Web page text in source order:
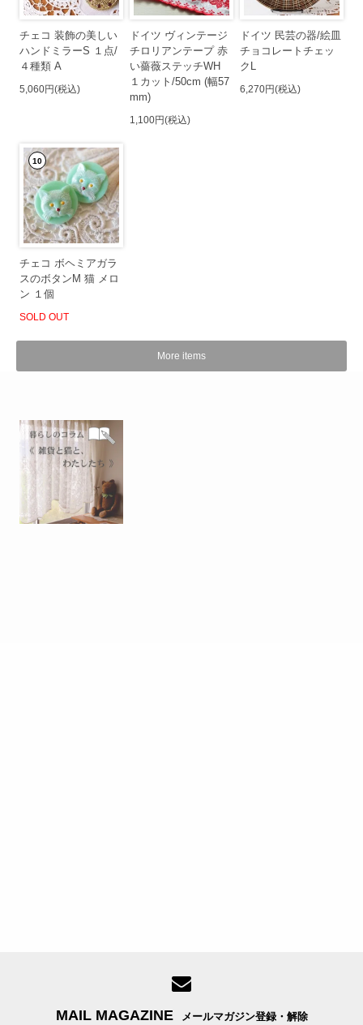
チェコ 装飾の美しい
ハンドミラーS １点/
４種類 A
5,060円(税込)
ドイツ ヴィンテージ
チロリアンテープ 赤
い薔薇ステッチWH
１カット/50cm (幅57
mm)
1,100円(税込)
ドイツ 民芸の器/絵皿
チョコレートチェッ
クL
6,270円(税込)
10
チェコ ボヘミアガラ
スのボタンM 猫 メロ
ン １個
SOLD OUT
More items
MAIL MAGAZINE メールマガジン登録・解除